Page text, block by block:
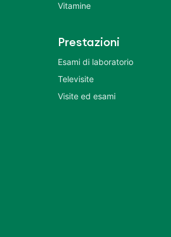
Vitamine
Prestazioni
Esami di laboratorio
Televisite
Visite ed esami